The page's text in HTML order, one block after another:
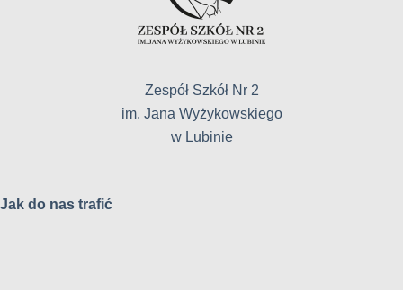
Zespół Szkół Nr 2
im. Jana Wyżykowskiego
w Lubinie
Jak do nas trafić